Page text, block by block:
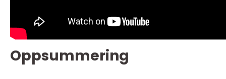
Oppsummering